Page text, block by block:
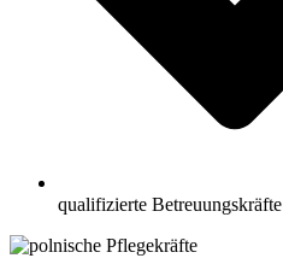
qualifizierte Betreuungskräfte